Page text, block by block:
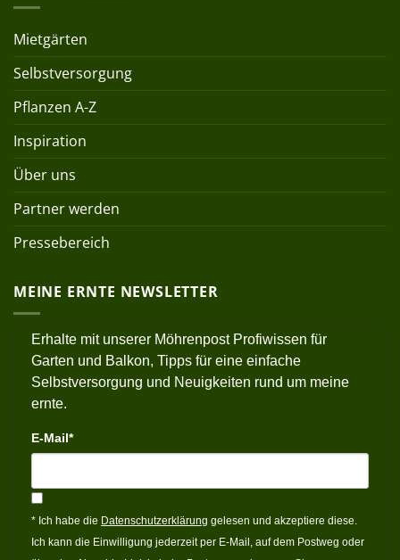
Mietgärten
Selbstversorgung
Pflanzen A-Z
Inspiration
Über uns
Partner werden
Pressebereich
MEINE ERNTE NEWSLETTER
Erhalte mit unserer Möhrenpost Profiwissen für
Garten und Balkon, Tipps für eine einfache
Selbstversorgung und Neuigkeiten rund um meine
ernte.
E-Mail*
* Ich habe die Datenschutzerklärung gelesen und akzeptiere diese.
Ich kann die Einwilligung jederzeit per E-Mail, auf dem Postweg oder